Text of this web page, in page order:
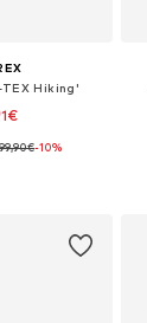
Hiking'
1
tallas
-10%